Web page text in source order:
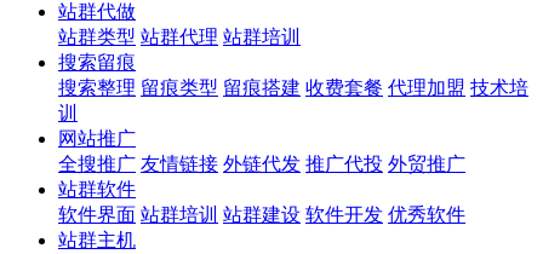
站群代做
站群类型 站群代理 站群培训
搜索留痕
搜索整理 留痕类型 留痕搭建 收费套餐 代理加盟 技术培
训
网站推广
全搜推广 友情链接 外链代发 推广代投 外贸推广
站群软件
软件界面 站群培训 站群建设 软件开发 优秀软件
站群主机